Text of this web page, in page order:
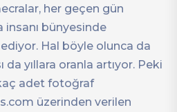
her geçen gün
insanı bünyesinde
Hal böyle olunca da
da yıllara oranla artıyor. Peki
adet fotoğraf
üzerinden verilen